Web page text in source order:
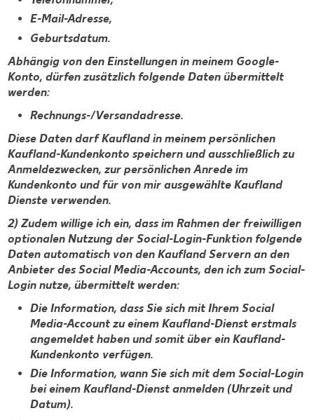
E-Mail-Adresse,
Geburtsdatum.
Abhängig von den Einstellungen in meinem Google-
Konto, dürfen zusätzlich folgende Daten übermittelt
werden:
Rechnungs-/Versandadresse.
Diese Daten darf Kaufland in meinem persönlichen
Kaufland-Kundenkonto speichern und ausschließlich zu
Anmeldezwecken, zur persönlichen Anrede im
Kundenkonto und für von mir ausgewählte Kaufland
Dienste verwenden.
2) Zudem willige ich ein, dass im Rahmen der freiwilligen
optionalen Nutzung der Social-Login-Funktion folgende
Daten automatisch von den Kaufland Servern an den
Anbieter des Social Media-Accounts, den ich zum Social-
Login nutze, übermittelt werden:
Die Information, dass Sie sich mit Ihrem Social
Media-Account zu einem Kaufland-Dienst erstmals
angemeldet haben und somit über ein Kaufland-
Kundenkonto verfügen.
Die Information, wann Sie sich mit dem Social-Login
bei einem Kaufland-Dienst anmelden (Uhrzeit und
Datum).